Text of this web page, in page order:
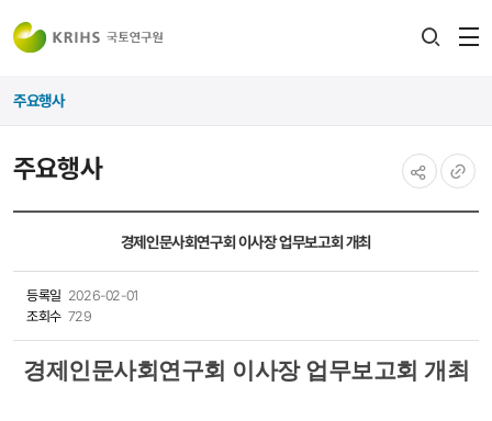
주요행사
주요행사
경제인문사회연구회 이사장 업무보고회 개최
등록일 2026-02-01
조회수 729
경제인문사회연구회 이사장 업무보고회 개최